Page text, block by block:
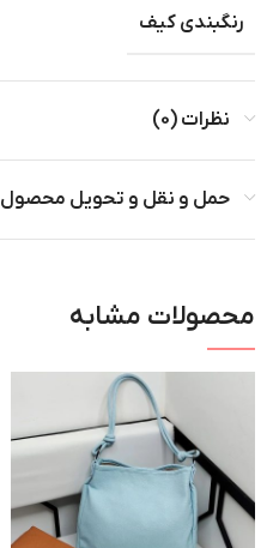
رنگبندی کیف
نظرات (0)
حمل و نقل و تحویل محصول
محصولات مشابه